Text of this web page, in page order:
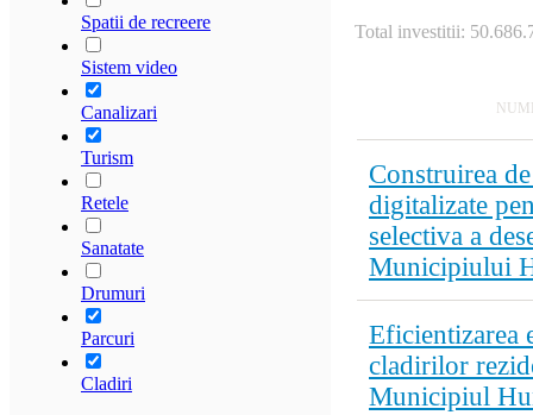
Total investitii:
Construirea
digitalizate
selectiva a
Municipiului
Eficientizarea
cladirilor
Municipiul
Spatii de recreere
Sistem video
Canalizari
Turism
Retele
Sanatate
Drumuri
Parcuri
Cladiri